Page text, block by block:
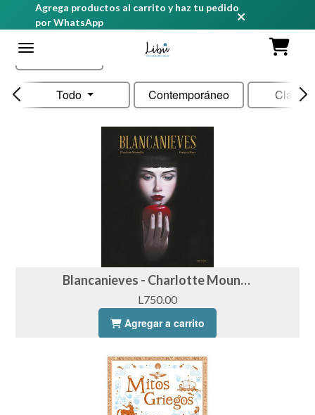
Agrega productos al carrito y haz tu pedido
por WhatsApp
Ordenar
Todo Contemporáneo
Blancanieves - Charlotte Moundlic & François Roca
L750.00
Agregar a carrito